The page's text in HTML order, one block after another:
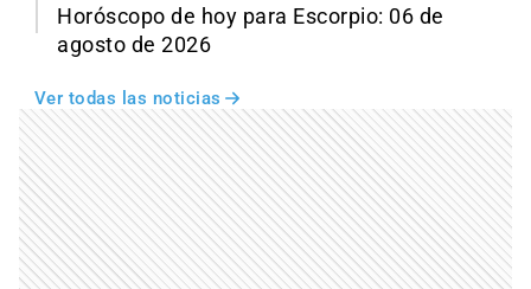
Horóscopo de hoy para Escorpio: 06 de
agosto de 2026
Ver todas las noticias